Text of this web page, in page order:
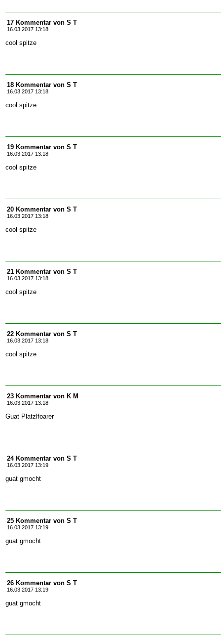
17 Kommentar von S T
16.03.2017 13:18
cool spitze
18 Kommentar von S T
16.03.2017 13:18
cool spitze
19 Kommentar von S T
16.03.2017 13:18
cool spitze
20 Kommentar von S T
16.03.2017 13:18
cool spitze
21 Kommentar von S T
16.03.2017 13:18
cool spitze
22 Kommentar von S T
16.03.2017 13:18
cool spitze
23 Kommentar von K M
16.03.2017 13:18
Guat Platzlfoarer
24 Kommentar von S T
16.03.2017 13:19
guat gmocht
25 Kommentar von S T
16.03.2017 13:19
guat gmocht
26 Kommentar von S T
16.03.2017 13:19
guat gmocht